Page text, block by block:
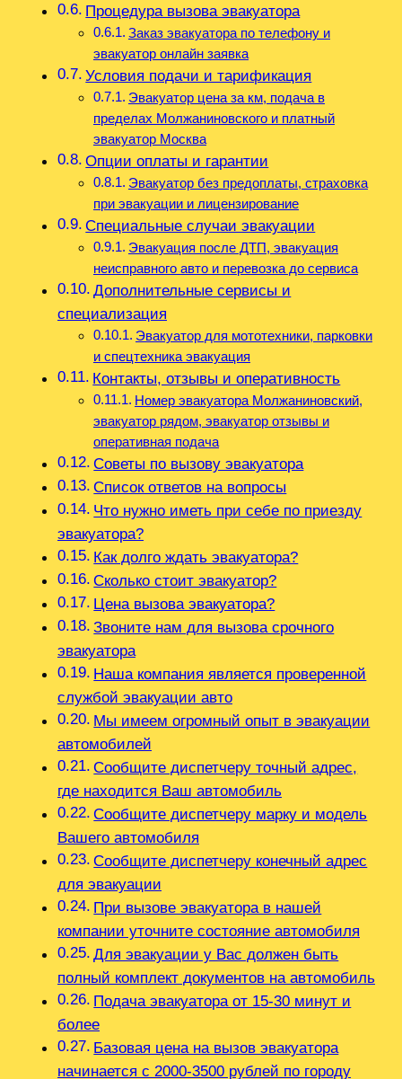
Процедура вызова эвакуатора
Заказ эвакуатора по телефону и
эвакуатор онлайн заявка
Условия подачи и тарификация
Эвакуатор цена за км, подача в
пределах Молжаниновского и платный
эвакуатор Москва
Опции оплаты и гарантии
Эвакуатор без предоплаты, страховка
при эвакуации и лицензирование
Специальные случаи эвакуации
Эвакуация после ДТП, эвакуация
неисправного авто и перевозка до сервиса
Дополнительные сервисы и
специализация
Эвакуатор для мототехники, парковки
и спецтехника эвакуация
Контакты, отзывы и оперативность
Номер эвакуатора Молжаниновский,
эвакуатор рядом, эвакуатор отзывы и
оперативная подача
Советы по вызову эвакуатора
Список ответов на вопросы
Что нужно иметь при себе по приезду
эвакуатора?
Как долго ждать эвакуатора?
Сколько стоит эвакуатор?
Цена вызова эвакуатора?
Звоните нам для вызова срочного
эвакуатора
Наша компания является проверенной
службой эвакуации авто
Мы имеем огромный опыт в эвакуации
автомобилей
Сообщите диспетчеру точный адрес,
где находится Ваш автомобиль
Сообщите диспетчеру марку и модель
Вашего автомобиля
Сообщите диспетчеру конечный адрес
для эвакуации
При вызове эвакуатора в нашей
компании уточните состояние автомобиля
Для эвакуации у Вас должен быть
полный комплект документов на автомобиль
Подача эвакуатора от 15-30 минут и
более
Базовая цена на вызов эвакуатора
начинается с 2000-3500 рублей по городу